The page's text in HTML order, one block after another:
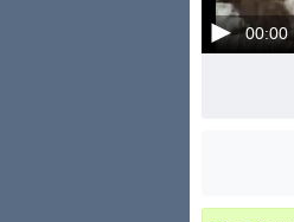
00:00